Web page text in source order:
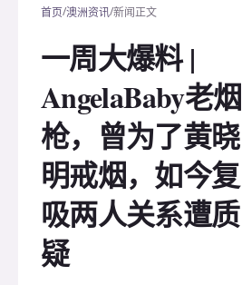
首页/澳洲资讯/新闻正文
一周大爆料 |
AngelaBaby老烟
枪，曾为了黄晓
明戒烟，如今复
吸两人关系遭质
疑